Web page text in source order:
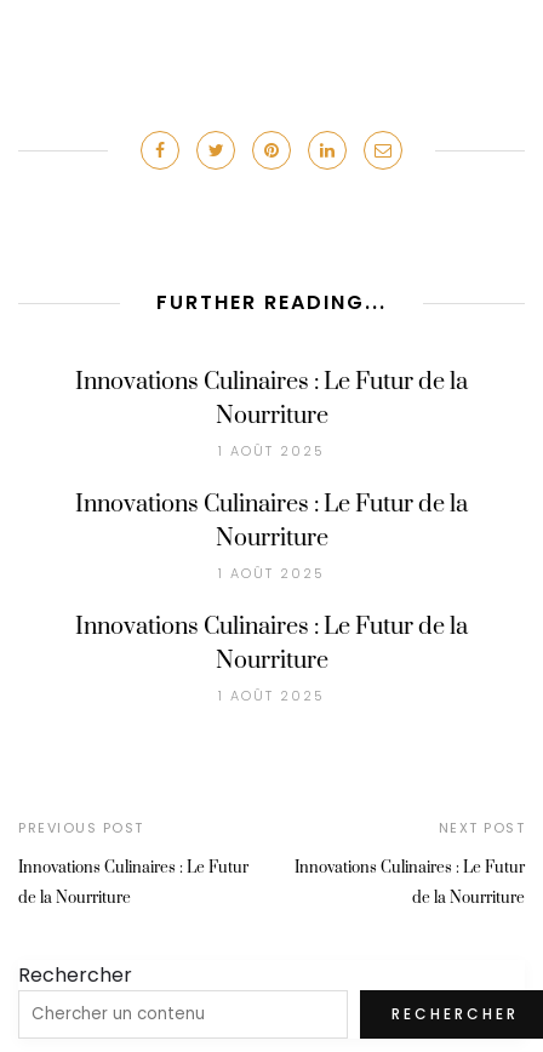
FURTHER READING...
Innovations Culinaires : Le Futur de la
Nourriture
1 AOÛT 2025
Innovations Culinaires : Le Futur de la
Nourriture
1 AOÛT 2025
Innovations Culinaires : Le Futur de la
Nourriture
1 AOÛT 2025
PREVIOUS POST
Innovations Culinaires : Le Futur
de la Nourriture
NEXT POST
Innovations Culinaires : Le Futur
de la Nourriture
Rechercher
RECHERCHER